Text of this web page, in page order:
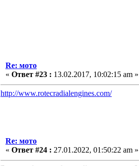
Re: мото
« Ответ #23 : 13.02.2017, 10:02:15 am »
http://www.rotecradialengines.com/
Re: мото
« Ответ #24 : 27.01.2022, 01:50:22 am »